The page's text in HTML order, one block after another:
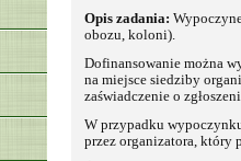
Opis zadania:
obozu, koloni).
Dofinansowanie można
na miejsce siedziby
zaświadczenie o
W przypadku
przez organizatora, który